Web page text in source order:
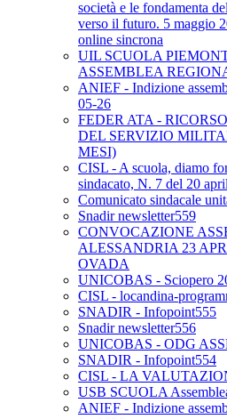
società e le fondamenta
verso il futuro. 5 maggio
online sincrona
UIL SCUOLA
ASSEMBLEA
ANIEF - Indizione
05-26
FEDER ATA -
DEL SERVIZIO
MESI)
CISL - A scuola, diamo
sindacato, N. 7 del 20
Comunicato sindacale
Snadir newsletter559
CONVOCAZIONE
ALESSANDRIA 23
OVADA
UNICOBAS - Sciopero
CISL - locandina-
SNADIR - Infopoint555
Snadir newsletter556
UNICOBAS - ODG
SNADIR - Infopoint554
CISL - LA
USB SCUOLA
ANIEF - Indizione